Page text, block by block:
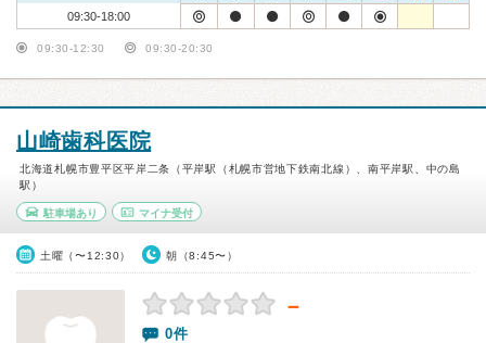
09:30-18:00
09:30-12:30 09:30-20:30
山崎歯科医院
北海道札幌市豊平区平岸二条（平岸駅（札幌市営地下鉄南北線）、南平岸駅、中の島
駅）
駐車場あり マイナ受付
土曜（〜12:30） 朝（8:45〜）
－
0件